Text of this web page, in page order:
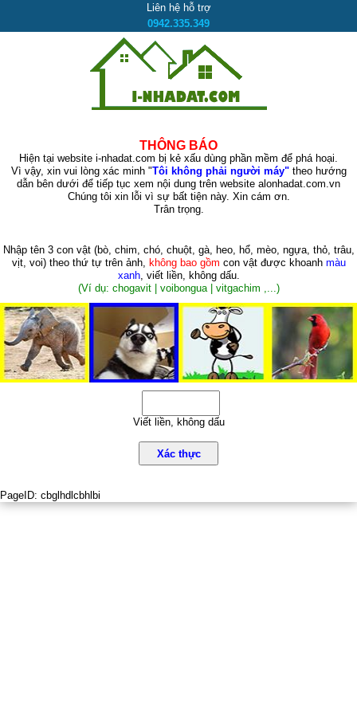
Liên hệ hỗ trợ
0942.335.349
THÔNG BÁO
Hiện tại website i-nhadat.com bị kẻ xấu dùng phần mềm để phá hoại.
Vì vậy, xin vui lòng xác minh "Tôi không phải người máy"theo hướng
dẫn bên dưới để tiếp tục xem nội dung trên website alonhadat.com.vn
Chúng tôi xin lỗi vì sự bất tiện này. Xin cám ơn.
Trân trọng.
Nhập tên 3 con vật (bò, chim, chó, chuột, gà, heo, hổ, mèo, ngựa, thỏ, trâu,
vịt, voi)theo thứ tự trên ảnh, không bao gồm con vật được khoanh màu
xanh, viết liền, không dấu.
(Ví dụ: chogavit | voibongua | vitgachim ,...)
Viết liền, không dấu
Xác thực
PageID: cbglhdlcbhlbi